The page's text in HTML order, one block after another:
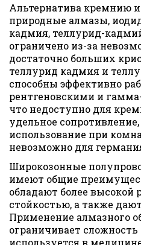
Альтернатива кремнию
природные алмазы,
кадмия, теллурид-
ограничено из-за
достаточно больших
теллурид кадмия и
способны эффективно
рентгеновскими и
что недоступно для
удельное
использование при
невозможно для
Широкозонные
имеют общие
обладают более высокой
стойкостью, а также
Применение алмазного
ограничивает
используется в